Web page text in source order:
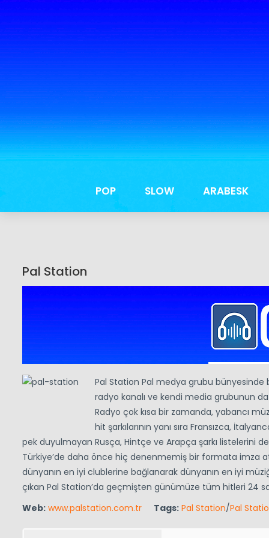
POP SLOW ARABESK
Pal Station
Pal Station Pal medya grubu bünyesinde
radyo kanalı ve kendi media grubunun
Radyo çok kısa bir zamanda, yabancı
hit şarkılarının yanı sıra Fransızca,
pek duyulmayan Rusça, Hintçe ve Arapça şarkı listelerini
Türkiye’de daha önce hiç denenmemiş bir formata imza
dünyanın en iyi clublerine bağlanarak dünyanın en iyi
çıkan Pal Station’da geçmişten günümüze tüm hitleri 24
Web: www.palstation.com.tr Tags: Pal Station/Pal